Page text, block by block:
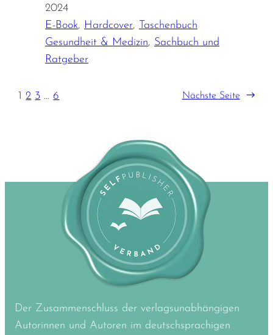
2024
E-Book, Hardcover,
Taschenbuch
Gesundheit & Medizin, Sachbuch und
Ratgeber
1 2 3 … 6 Nächste Seite →
Der Zusammenschluss der verlagsunabhängigen
Autorinnen und Autoren im deutschsprachigen